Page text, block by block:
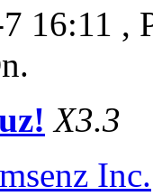
16:11 ,
X3.3
Inc.